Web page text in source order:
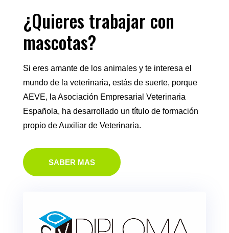
¿Quieres trabajar con
mascotas?
Si eres amante de los animales y te interesa el
mundo de la veterinaria, estás de suerte, porque
AEVE, la Asociación Empresarial Veterinaria
Española, ha desarrollado un título de formación
propio de Auxiliar de Veterinaria.
SABER MAS